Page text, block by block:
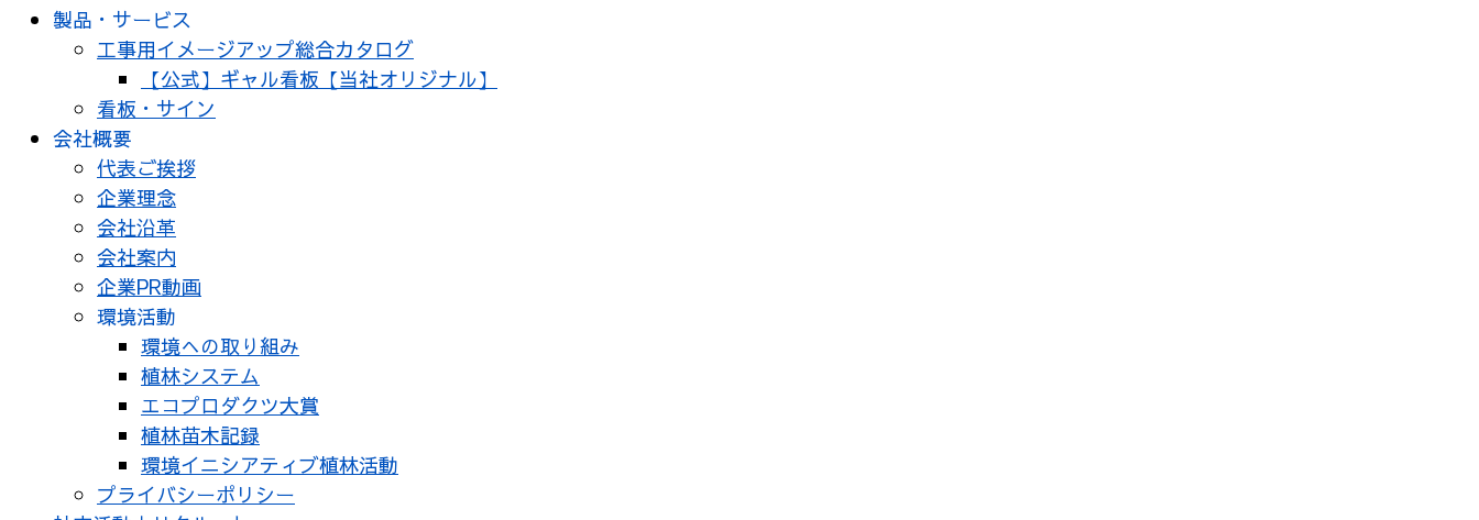
製品・サービス
工事用イメージアップ総合カタログ
【公式】ギャル看板【当社オリジナル】
看板・サイン
会社概要
代表ご挨拶
企業理念
会社沿革
会社案内
企業PR動画
環境活動
環境への取り組み
植林システム
エコプロダクツ大賞
植林苗木記録
環境イニシアティブ植林活動
プライバシーポリシー